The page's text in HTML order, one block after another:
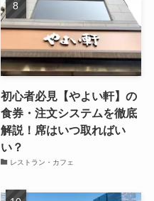
初心者必見【やよい軒】の
食券・注文システムを徹底
解説！席はいつ取ればい
い？
レストラン・カフェ